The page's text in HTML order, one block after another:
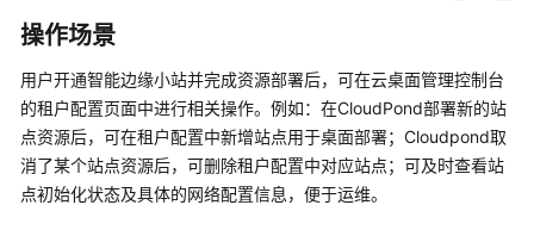
务
公
告
产
操作场景
用户开通智能边缘小站并完成资源部署后，可在云桌面管理控制台
的租户配置页面中进行相关操作。例如：在CloudPond部署新的站
点资源后，可在租户配置中新增站点用于桌面部署；Cloudpond取
消了某个站点资源后，可删除租户配置中对应站点；可及时查看站
点初始化状态及具体的网络配置信息，便于运维。